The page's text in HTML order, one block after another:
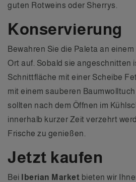
guten Rotweins oder Sherrys.
Konservierung
Bewahren Sie die Paleta an
Ort auf. Sobald sie angeschnitten
Schnittfläche mit einer Scheibe
mit einem sauberen
sollten nach dem Öffnen im
innerhalb kurzer Zeit verzehrt
Frische zu genießen.
Jetzt kaufen
Bei Iberian Market bieten wir